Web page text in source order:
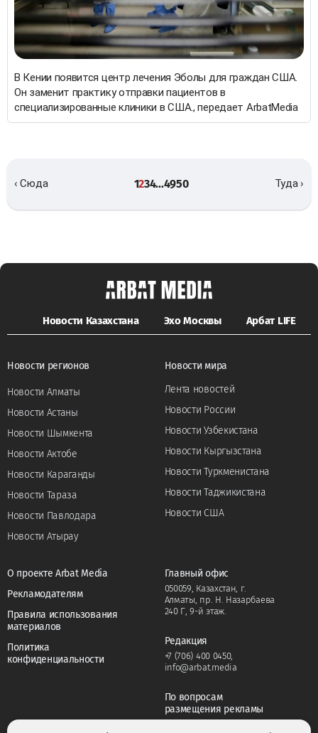
В Кении появится центр лечения Эболы для граждан США.
Он заменит практику отправки пациентов в
специализированные клиники в США., передает ArbatMedia
‹ Сюда 1234...4950 Туда ›
Новости Казахстана Эхо Москвы Арбат LIFE
Новости регионов
Новости Алматы
Новости Астаны
Новости Шымкента
Новости Актобе
Новости Караганды
Новости Тараза
Новости Павлодара
Новости Атырау
Новости мира
Лента новостей
Новости России
Новости Узбекистана
Новости Кыргызстана
Новости Туркменистана
Новости Таджикистана
Новости США
О проекте Arbat Media
Рекламодателям
Правила использования
материалов
Политика
конфиденциальности
Главный офис
050059, Казахстан, г.
Алматы, пр. Н. Назарбаева
240 Г, 9-й этаж.
Редакция
+7 (706) 400 0450,
info@arbat.media
По вопросам
размещения рекламы